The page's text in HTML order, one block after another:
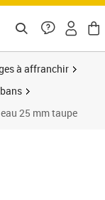
à affranchir
25 mm taupe